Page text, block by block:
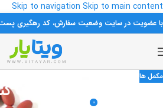
Skip to navigation Skip to main content
با عضویت در سایت وضعیت سفارش، کد رهگیری پست
مکمل ها
چرا باید قرص آهن مصرف
0